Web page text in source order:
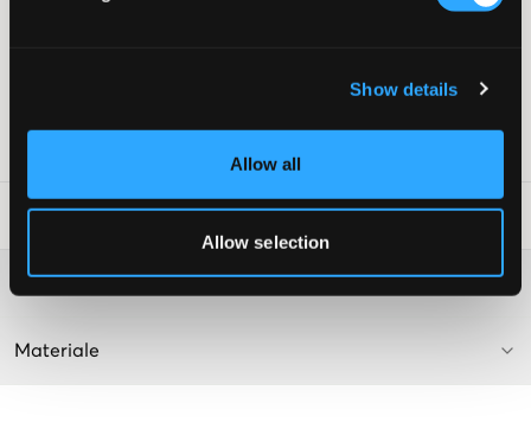
Show details
Allow all
Allow selection
Rund halsutringning
Vaskeråd:
Washing advice
Materiale